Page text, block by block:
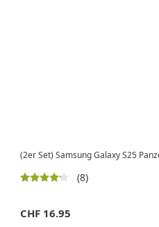
(2er Set) Samsung Galaxy S25
(8)
CHF 16.95